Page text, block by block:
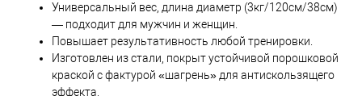
Универсальный вес, длина диаметр (3кг/120см/38см)
— подходит для мужчин и женщин.
Повышает результативность любой тренировки.
Изготовлен из стали, покрыт устойчивой порошковой
краской с фактурой «шагрень» для антискользящего
эффекта.